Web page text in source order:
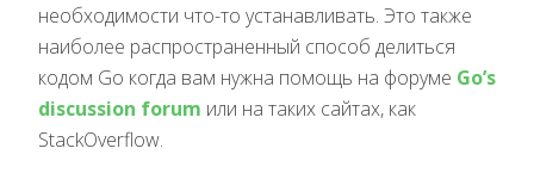
необходимости что-то устанавливать. Это также
наиболее распространенный способ делиться
кодом Go когда вам нужна помощь на форуме Go’s
discussion forum или на таких сайтах, как
StackOverflow.